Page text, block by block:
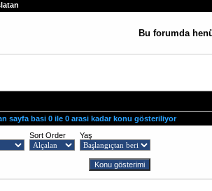
Bu forumda
sayfa basi 0 ile 0 arasi kadar konu gösteriliyor
Sort Order Yaş